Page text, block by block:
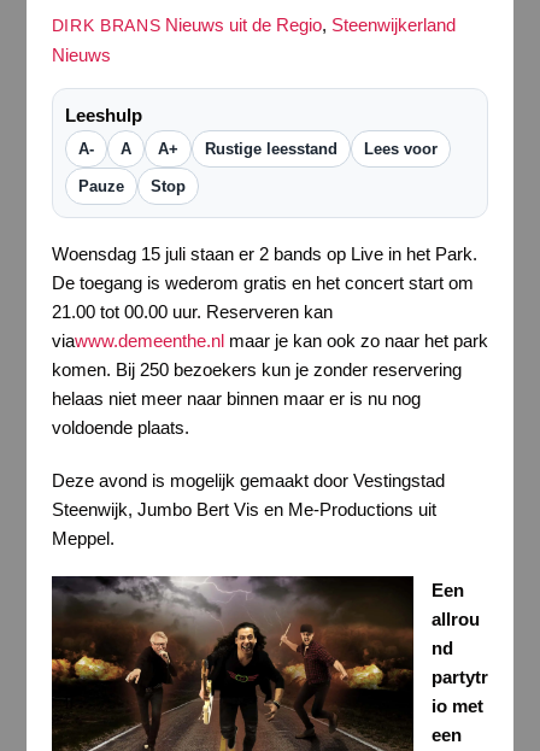
DIRK BRANS Nieuws uit de Regio, Steenwijkerland
Nieuws
Leeshulp
A- A A+ Rustige leesstand Lees voor
Pauze Stop
Woensdag 15 juli staan er 2 bands op Live in het Park.
De toegang is wederom gratis en het concert start om
21.00 tot 00.00 uur. Reserveren kan
viawww.demeenthe.nlmaar je kan ook zo naar het park
komen. Bij 250 bezoekers kun je zonder reservering
helaas niet meer naar binnen maar er is nu nog
voldoende plaats.
Deze avond is mogelijk gemaakt door Vestingstad
Steenwijk, Jumbo Bert Vis en Me-Productions uit
Meppel.
Een
allrou
nd
partytr
io met
een